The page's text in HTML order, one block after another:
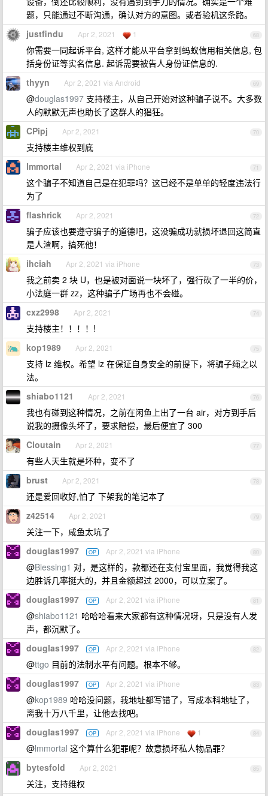
题，只能通过不断沟通，确认对方的意图。或者验机这条路。
68
justfindu Apr 2, 2021 1
你需要一同起诉平台, 这样才能从平台拿到蚂蚁信用相关信息, 包
括身份证等实名信息. 起诉需要被告人身份证信息的.
69
thyyn Apr 2, 2021 via Android
@douglas1997 支持楼主，从自己开始对这种骗子说不。大多数
人的默默无声也助长了这群人的猖狂。
70
CPipj Apr 2, 2021
支持楼主维权到底
71
lmmortal Apr 2, 2021 via iPhone
这个骗子不知道自己是在犯罪吗？这已经不是单单的轻度违法行
为了
72
flashrick Apr 2, 2021
骗子应该也要遵守骗子的道德吧，这没骗成功就损坏退回这简直
是人渣啊，搞死他！
73
ihciah Apr 2, 2021 via iPhone
我之前卖 2 块 U，也是被对面说一块坏了，强行砍了一半的价，
小法庭一群 zz，这种骗子广场再也不会碰。
74
cxz2998 Apr 2, 2021
支持楼主！！！！!
75
kop1989 Apr 2, 2021
支持 lz 维权。希望 lz 在保证自身安全的前提下，将骗子绳之以
法。
76
shiabo1121 Apr 2, 2021
我也有碰到这种情况，之前在闲鱼上出了一台 air，对方到手后
说我的摄像头坏了，要求赔偿，最后便宜了 300
77
Cloutain Apr 2, 2021
有些人天生就是坏种，变不了
78
brust Apr 2, 2021
还是爱回收好,怕了 下架我的笔记本了
79
z42514 Apr 2, 2021
关注一下，咸鱼太坑了
80
douglas1997 OP Apr 2, 2021 via iPhone
@Blessing1 对，是这样的，款都还在支付宝里面，我觉得我这
边胜诉几率挺大的，并且金额超过 2000，可以立案了。
81
douglas1997 OP Apr 2, 2021 via iPhone
@shiabo1121 哈哈哈看来大家都有这种情况呀，只是没有人发
声，都沉默了。
82
douglas1997 OP Apr 2, 2021 via iPhone
@ttgo 目前的法制水平有问题。根本不够。
83
douglas1997 OP Apr 2, 2021 via iPhone
@kop1989 哈哈没问题，我地址都写错了，写成本科地址了，
离我十万八千里，让他去找吧。
84
douglas1997 OP Apr 2, 2021 via iPhone 1
@lmmortal 这个算什么犯罪呢？故意损坏私人物品罪？
85
bytesfold Apr 2, 2021
关注，支持维权